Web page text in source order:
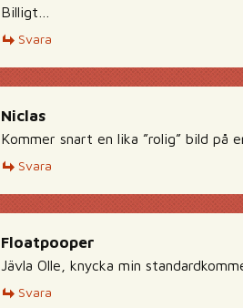
Billigt…
Svara
Niclas
Kommer snart en lika ”rolig” bild på
Svara
Floatpooper
Jävla Olle, knycka min
Svara